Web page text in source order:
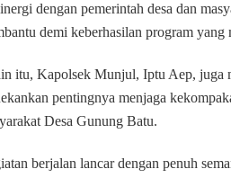
dengan pemerintah desa dan
demi keberhasilan program yang
itu, Kapolsek Munjul, Iptu Aep, juga
pentingnya menjaga
Desa Gunung Batu.
berjalan lancar dengan penuh